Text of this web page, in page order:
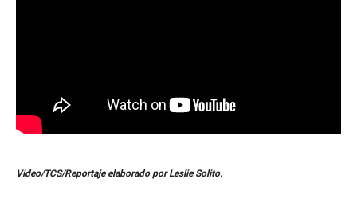
Video/TCS/Reportaje elaborado por Leslie Solito.